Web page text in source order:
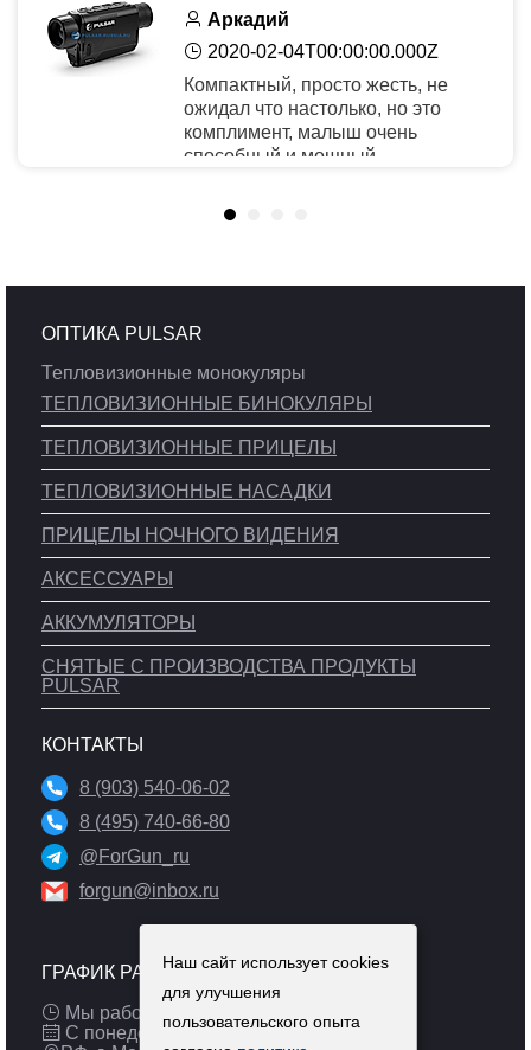
Аркадий
2020-02-04T00:00:00.000Z
Компактный, просто жесть, не
ожидал что настолько, но это
комплимент, малыш очень
способный и мощный.
ОПТИКА PULSAR
Тепловизионные монокуляры
ТЕПЛОВИЗИОННЫЕ БИНОКУЛЯРЫ
ТЕПЛОВИЗИОННЫЕ ПРИЦЕЛЫ
ТЕПЛОВИЗИОННЫЕ НАСАДКИ
ПРИЦЕЛЫ НОЧНОГО ВИДЕНИЯ
АКСЕССУАРЫ
АККУМУЛЯТОРЫ
СНЯТЫЕ С ПРОИЗВОДСТВА ПРОДУКТЫ
PULSAR
КОНТАКТЫ
8 (903) 540-06-02
8 (495) 740-66-80
@ForGun_ru
forgun@inbox.ru
ГРАФИК РАБОТЫ
Мы работаем: 9:00 — 19:00 (МСК)
С понедельника по пятницу
Наш сайт использует cookies
для улучшения
пользовательского опыта